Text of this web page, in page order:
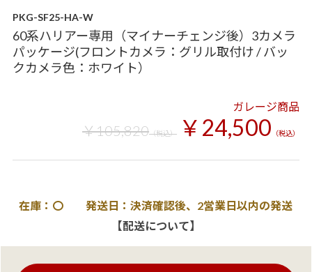
PKG-SF25-HA-W
60系ハリアー専用（マイナーチェンジ後）3カメラ
パッケージ(フロントカメラ：グリル取付け / バッ
クカメラ色：ホワイト）
ガレージ商品
￥105,820（税込） ￥24,500 （税込）
在庫：〇 発送日：決済確認後、2営業日以内の発送
【配送について】